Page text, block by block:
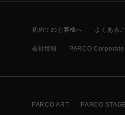
初めてのお客様へ よくある
会社情報 PARCO
PARCO ART PARCO